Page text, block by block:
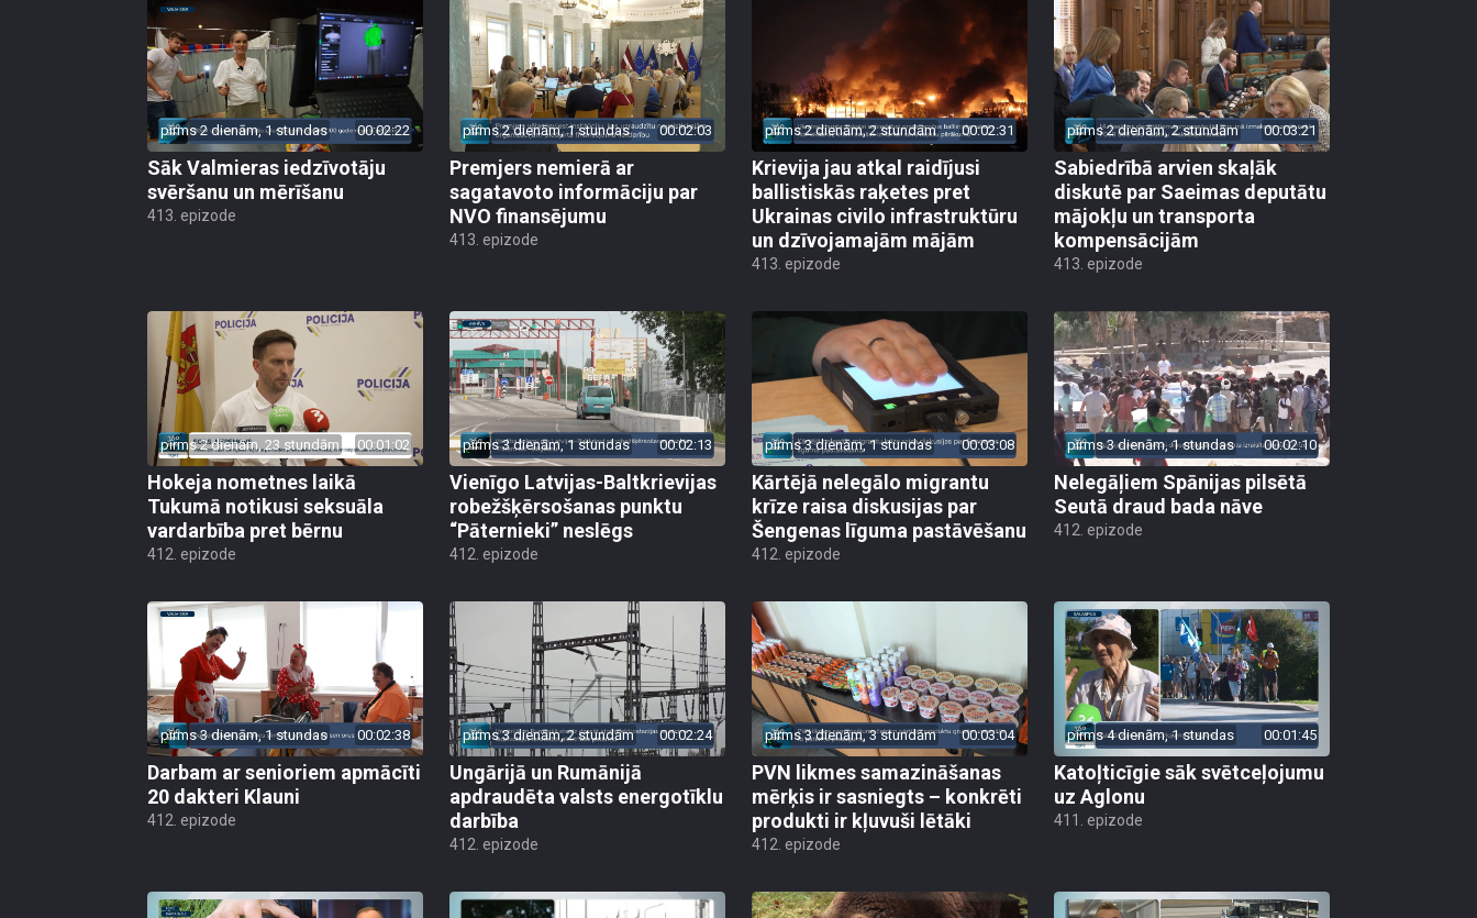
pirms 2 dienām, 1 stundas 00:02:22
Sāk Valmieras iedzīvotāju
svēršanu un mērīšanu
413. epizode
pirms 2 dienām, 1 stundas 00:02:03
Premjers nemierā ar
sagatavoto informāciju par
NVO finansējumu
413. epizode
pirms 2 dienām, 2 stundām 00:02:31
Krievija jau atkal raidījusi
ballistiskās raķetes pret
Ukrainas civilo infrastruktūru
un dzīvojamajām mājām
413. epizode
pirms 2 dienām, 2 stundām 00:03:21
Sabiedrībā arvien skaļāk
diskutē par Saeimas deputātu
mājokļu un transporta
kompensācijām
413. epizode
pirms 2 dienām, 23 stundām 00:01:02
Hokeja nometnes laikā
Tukumā notikusi seksuāla
vardarbība pret bērnu
412. epizode
pirms 3 dienām, 1 stundas 00:02:13
Vienīgo Latvijas-Baltkrievijas
robežšķērsošanas punktu
“Pāternieki” neslēgs
412. epizode
pirms 3 dienām, 1 stundas 00:03:08
Kārtējā nelegālo migrantu
krīze raisa diskusijas par
Šengenas līguma pastāvēšanu
412. epizode
pirms 3 dienām, 1 stundas 00:02:10
Nelegāļiem Spānijas pilsētā
Seutā draud bada nāve
412. epizode
pirms 3 dienām, 1 stundas 00:02:38
Darbam ar senioriem apmācīti
20 dakteri Klauni
412. epizode
pirms 3 dienām, 2 stundām 00:02:24
Ungārijā un Rumānijā
apdraudēta valsts energotīklu
darbība
412. epizode
pirms 3 dienām, 3 stundām 00:03:04
PVN likmes samazināšanas
mērķis ir sasniegts – konkrēti
produkti ir kļuvuši lētāki
412. epizode
pirms 4 dienām, 1 stundas 00:01:45
Katoļticīgie sāk svētceļojumu
uz Aglonu
411. epizode